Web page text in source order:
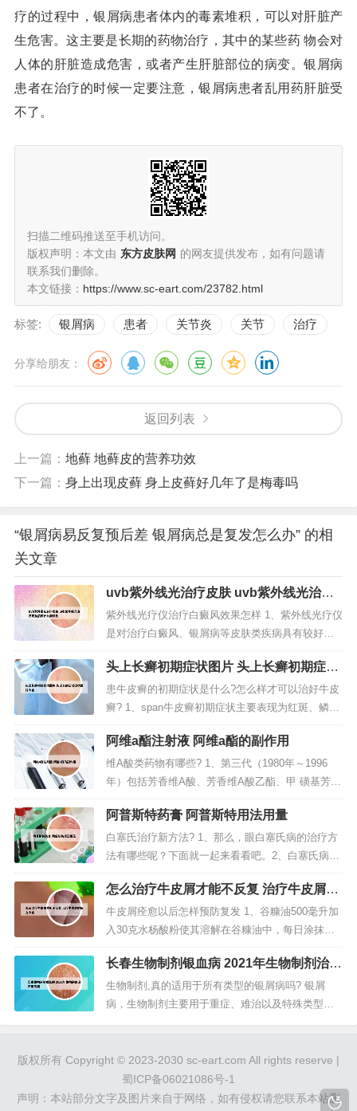
疗的过程中，银屑病患者体内的毒素堆积，可以对肝脏产
生危害。这主要是长期的药物治疗，其中的某些药 物会对
人体的肝脏造成危害，或者产生肝脏部位的病变。银屑病
患者在治疗的时候一定要注意，银屑病患者乱用药肝脏受
不了。
扫描二维码推送至手机访问。
版权声明：本文由 东方皮肤网 的网友提供发布，如有问题请
联系我们删除。
本文链接： https://www.sc-eart.com/23782.html
标签: 银屑病 患者 关节炎 关节 治疗
分享给朋友：
返回列表
上一篇： 地藓 地藓皮的营养功效
下一篇： 身上出现皮藓 身上皮藓好几年了是梅毒吗
“银屑病易反复预后差 银屑病总是复发怎么办” 的相
关文章
uvb紫外线光治疗皮肤 uvb紫外线光治疗
皮肤后搽什么润肤乳
紫外线光疗仪治疗白癜风效果怎样 1、紫外线光疗仪
是对治疗白癜风、银屑病等皮肤类疾病具有较好的
疗效，适合局部病患使用，患者可在医院医生指导
下治疗。2、-成纤维细胞生长因子等以治疗白癜风。
可见，在白癜风的治疗方面，紫外线光疗仪还是有
比较好的治疗效果的。在使用该治疗仪时，希望大
家能够严格按照说明书使用，避...
头上长癣初期症状图片 头上长癣初期症状
图片大全
患牛皮癣的初期症状是什么?怎么样才可以治好牛皮
癣? 1、span牛皮癣初期症状主要表现为红斑、鳞
屑、半透明薄膜、点状出血等，刚开始为皮肤上局
限的红色丘疹或斑丘疹，高出皮肤，有针尖至绿豆
大小，底部浸润明显，边缘清楚，周围有炎症红
晕。2、患头皮牛皮癣后头屑明显增多也是其明显的
症状，同时头皮上还会出现带状...
阿维a酯注射液 阿维a酯的副作用
维A酸类药物有哪些? 1、第三代（1980年～1996
年）包括芳香维A酸、芳香维A酸乙酯、甲 磺基芳香
维A酸等，几乎同时推出的药物还有阿达帕林和他扎
罗汀（乙酰维A酸）。2、目前，市面上常用于治痘
的维A酸类药物有：异维A酸（口服或外用，重度型
痘痘）阿达帕林（外用，治疗轻度、中度痘痘）维
胺酯（口服或外用...
阿普斯特药膏 阿普斯特用法用量
白塞氏治疗新方法? 1、那么，眼白塞氏病的治疗方
法有哪些呢？下面就一起来看看吧。2、白塞氏病的
治疗方法 对症治疗 白塞氏病比较常用的方法就是对
症治疗，如果疾病正处于急性活动期，那么应该卧
床休息，如果正在发作的间歇期，应该注意预防复
发。3、上述就是治疗白塞氏病的方式，当发现此疾
病后，必须要尽快去医院根...
怎么治疗牛皮屑才能不反复 治疗牛皮屑的
偏方大全
牛皮屑痊愈以后怎样预防复发 1、谷糠油500毫升加
入30克水杨酸粉使其溶解在谷糠油中，每日涂抹数
次，用药同时即刻止痒，并有鳞屑脱落。外抹一段
时间后，皮损自行平复，再坚持涂抹一段时间后，
皮肤颜色恢复成健康皮肤一样的颜色。2、治愈后，
皮肤恢复正常，预防银屑病的皮损又复出现。3、建
长春生物制剂银血病 2021年生物制剂治疗
银屑病
生物制剂,真的适用于所有类型的银屑病吗? 银屑
病，生物制剂主要用于重症、难治以及特殊类型银
统治疗无效的银屑病患者，生物制剂是一种较好的
选择，可以提高治疗效果。银屑病目前是无法彻底
治愈的，常见的治疗都是抑制为主。第...
版权所有 Copyright © 2023-2030 sc-eart.com All rights reserve |
蜀ICP备06021086号-1
声明：本站部分文字及图片来自于网络，如有侵权请您联系本站删